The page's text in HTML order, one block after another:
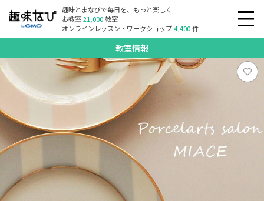
趣味とまなびで毎日を、もっと楽しく
お教室21,000教室
オンラインレッスン・ワークショップ4,400件
教室情報